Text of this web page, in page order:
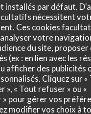
installés par défaut.
nécessitent
Ces cookies
votre
du site, proposer
(ex : en lien avec les
afficher des publicités
Cliquez sur «
», « Tout refuser » ou «
» pour gérer vos
modifier vos choix à
clients